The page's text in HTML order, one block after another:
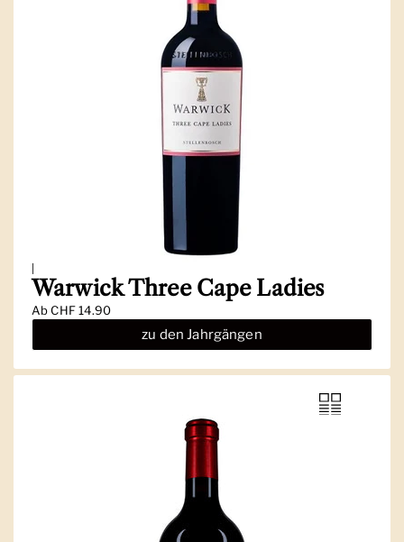
|
Warwick Three Cape Ladies
AbCHF 14.90
zu den Jahrgängen